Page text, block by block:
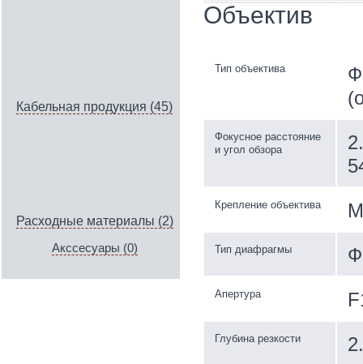
Кабельная продукция (45)
Расходные материалы (2)
Акссесуары (0)
Объектив
Тип объектива
Фокусное расстояние
и угол обзора
Крепление объектива
Тип диафрагмы
Апертура
Глубина резкости